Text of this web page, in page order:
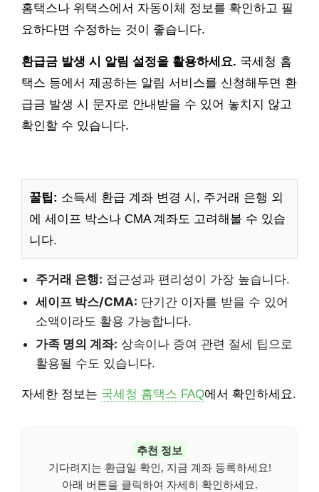
홈택스나 위택스에서 자동이체 정보를 확인하고 필
요하다면 수정하는 것이 좋습니다.
환급금 발생 시 알림 설정을 활용하세요. 국세청 홈
택스 등에서 제공하는 알림 서비스를 신청해두면 환
급금 발생 시 문자로 안내받을 수 있어 놓치지 않고
확인할 수 있습니다.
꿀팁: 소득세 환급 계좌 변경 시, 주거래 은행 외
에 세이프 박스나 CMA 계좌도 고려해볼 수 있습
니다.
주거래 은행: 접근성과 편리성이 가장 높습니다.
세이프 박스/CMA: 단기간 이자를 받을 수 있어
소액이라도 활용 가능합니다.
가족 명의 계좌: 상속이나 증여 관련 절세 팁으로
활용될 수도 있습니다.
자세한 정보는 국세청 홈택스 FAQ에서 확인하세요.
추천 정보
기다려지는 환급일 확인, 지금 계좌 등록하세요!
아래 버튼을 클릭하여 자세히 확인하세요.